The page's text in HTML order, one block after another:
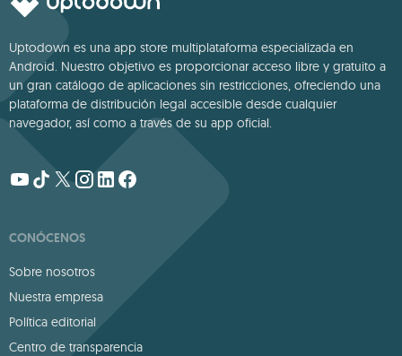
Uptodown es una app store multiplataforma especializada en
Android. Nuestro objetivo es proporcionar acceso libre y gratuito a
un gran catálogo de aplicaciones sin restricciones, ofreciendo una
plataforma de distribución legal accesible desde cualquier
navegador, así como a través de su app oficial.
CONÓCENOS
Sobre nosotros
Nuestra empresa
Política editorial
Centro de transparencia